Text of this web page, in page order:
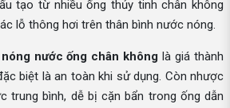
tạo từ nhiều ống thủy tinh chân không
lỗ thông hơi trên thân bình nước nóng.
nước ống chân không là giá thành
biệt là an toàn khi sử dụng. Còn nhược
trung bình, dễ bị cặn bẩn trong ống dẫn